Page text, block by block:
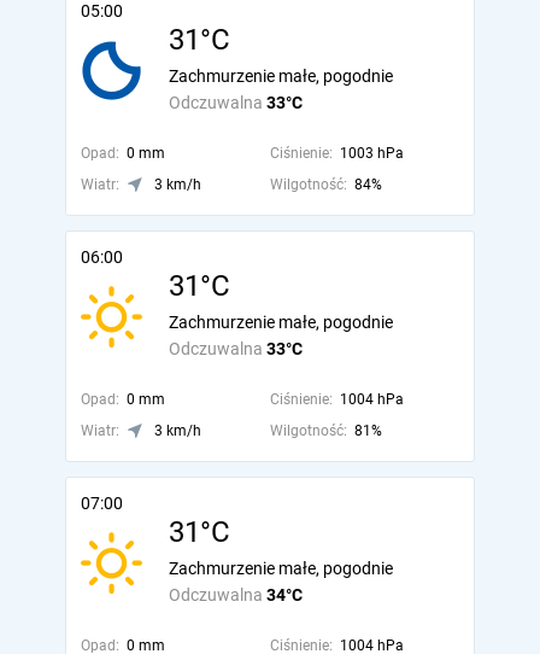
05:00
31°C
Odczuwalna 33°C
Zachmurzenie małe, pogodnie
Opad: 0 mm Ciśnienie: 1003 hPa
Wiatr:
3 km/h Wilgotność: 84%
06:00
31°C
Odczuwalna 33°C
Zachmurzenie małe, pogodnie
Opad: 0 mm Ciśnienie: 1004 hPa
Wiatr:
3 km/h Wilgotność: 81%
07:00
31°C
Odczuwalna 34°C
Zachmurzenie małe, pogodnie
Opad: 0 mm Ciśnienie: 1004 hPa